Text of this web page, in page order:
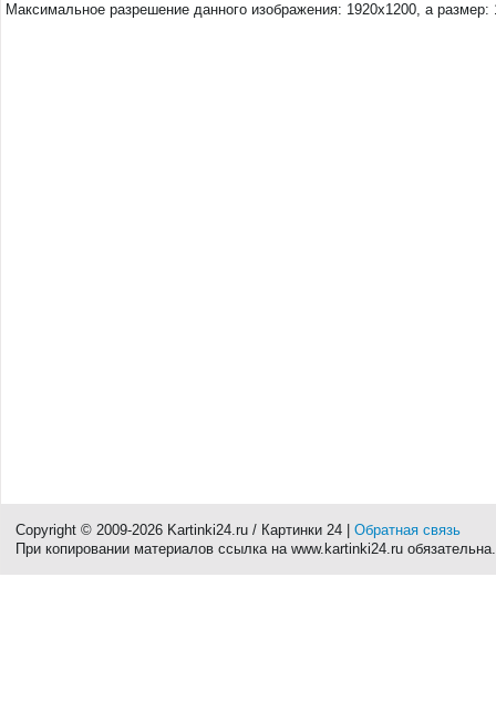
Максимальное разрешение данного изображения: 1920x1200, а размер:
Copyright © 2009-2026 Kartinki24.ru / Картинки 24 | Обратная связь
При копировании материалов ссылка на www.kartinki24.ru обязательна.